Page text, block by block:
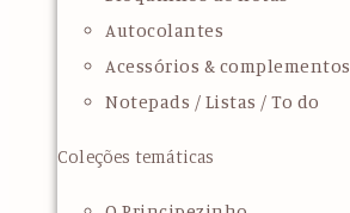
Autocolantes
Acessórios & complementos
Notepads / Listas / To do
Coleções temáticas